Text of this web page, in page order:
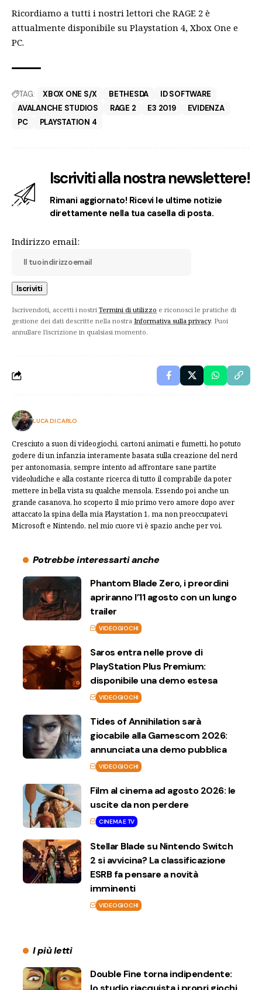
Ricordiamo a tutti i nostri lettori che RAGE 2 è
attualmente disponibile su Playstation 4, Xbox One e
PC.
TAG: XBOX ONE S/X BETHESDA
ID SOFTWARE
AVALANCHE STUDIOS
RAGE 2 E3 2019
EVIDENZA
PC
PLAYSTATION 4
Iscriviti alla nostra newslettere!
Rimani aggiornato! Ricevi le ultime notizie
direttamente nella tua casella di posta.
Indirizzo email:
Iscrivendoti, accetti i nostri Termini di utilizzo e riconosci le pratiche di
gestione dei dati descritte nella nostra Informativa sulla privacy. Puoi
annullare l'iscrizione in qualsiasi momento.
LUCA DI CARLO
Cresciuto a suon di videogiochi, cartoni animati e fumetti, ho potuto
godere di un infanzia interamente basata sulla creazione del nerd
per antonomasia, sempre intento ad affrontare sane partite
videoludiche e alla costante ricerca di tutto il comprabile da poter
mettere in bella vista su qualche mensola. Essendo poi anche un
grande casanova, ho scoperto il mio primo vero amore dopo aver
attaccato la spina della mia Playstation 1, ma non preoccupatevi
Microsoft e Nintendo, nel mio cuore vi è spazio anche per voi.
Potrebbe interessarti anche
Phantom Blade Zero, i preordini
apriranno l’11 agosto con un lungo
trailer
VIDEOGIOCHI
Saros entra nelle prove di
PlayStation Plus Premium:
disponibile una demo estesa
VIDEOGIOCHI
Tides of Annihilation sarà
giocabile alla Gamescom 2026:
annunciata una demo pubblica
VIDEOGIOCHI
Film al cinema ad agosto 2026: le
uscite da non perdere
CINEMA E TV
Stellar Blade su Nintendo Switch
2 si avvicina? La classificazione
ESRB fa pensare a novità
imminenti
VIDEOGIOCHI
I più letti
Double Fine torna indipendente: